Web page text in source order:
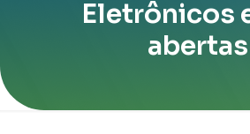
Eletrônicos
abertas